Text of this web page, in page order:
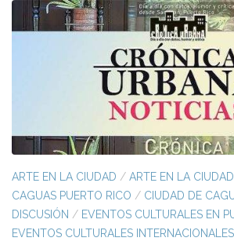
ARTE EN LA CIUDAD / ARTE EN LA
CAGUAS PUERTO RICO / CIUDAD DE
DISCUSIÓN / EVENTOS CULTURALES EN
EVENTOS CULTURALES INTERNACIONALES